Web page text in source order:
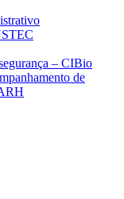
– CIBio
de